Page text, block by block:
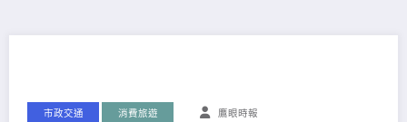
市政交通 消費旅遊 鷹眼時報